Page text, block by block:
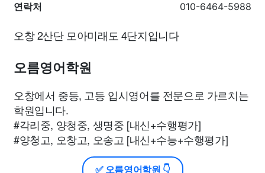
연락처 010-6464-5988
오창 2산단 모아미래도 4단지입니다
오름영어학원
오창에서 중등, 고등 입시영어를 전문으로 가르치는
학원입니다.
#각리중, 양청중, 생명중 [내신+수행평가]
#양청고, 오창고, 오송고 [내신+수능+수행평가]
✅ 오름영어학원 👇